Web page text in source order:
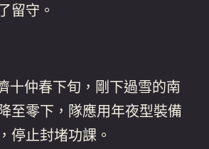
留守。
十仲春下旬，剛下過雪的南
至零下，隊應用年夜型裝備
停止封堵功課。